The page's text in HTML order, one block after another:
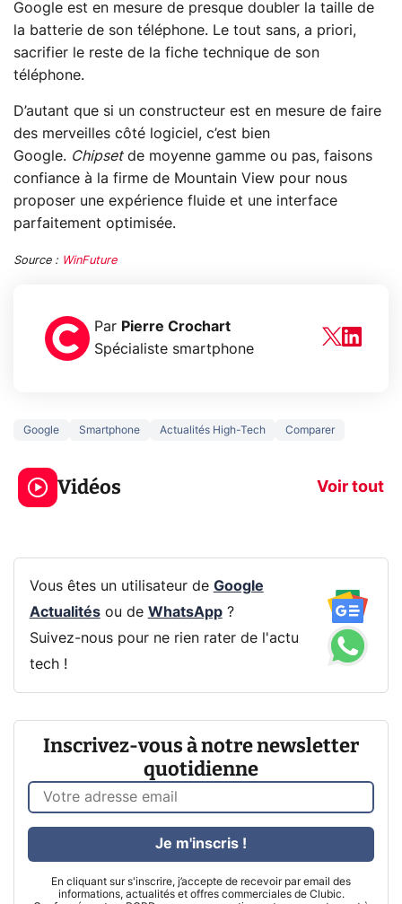
Google est en mesure de presque doubler la taille de
la batterie de son téléphone. Le tout sans, a priori,
sacrifier le reste de la fiche technique de son
téléphone.
D’autant que si un constructeur est en mesure de faire
des merveilles côté logiciel, c’est bien
Google. Chipsetde moyenne gamme ou pas, faisons
confiance à la firme de Mountain View pour nous
proposer une expérience fluide et une interface
parfaitement optimisée.
Source : WinFuture
Par Pierre Crochart
Spécialiste smartphone
Google Smartphone Actualités High-Tech Comparer
Vidéos Voir tout
3 écrans en 1 pour
319€ ? Voici L'AOC
CQ32G4ZA !
5
prochaine
Vous êtes un utilisateur de Google
Actualitésou de WhatsApp?
Suivez-nous pour ne rien rater de l'actu
tech !
Inscrivez-vous à notre newsletter
quotidienne
En cliquant sur s'inscrire, j’accepte de recevoir par email des
informations, actualités et offres commerciales de Clubic.
Je m'inscris !